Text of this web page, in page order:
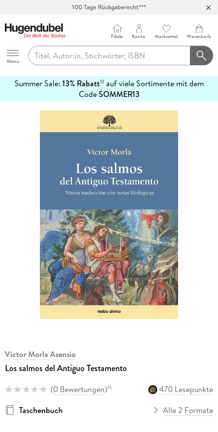
100 Tage Rückgaberecht***
Hugendubel
Menu
Filiale Konto Merkzettel Warenkorb
Summer Sale: 13% Rabatt12auf viele Sortimente mit dem
CodeSOMMER13
erfahren
Víctor Morla Asensio
Los salmos del Antiguo Testamento
(0 Bewertungen)15
470 Lesepunkte
Taschenbuch
Alle 2 Formate